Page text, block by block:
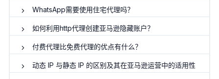
WhatsApp需要使用住宅代理吗？
如何利用http代理创建亚马逊隐藏账户？
付费代理比免费代理的优点有什么？
动态 IP 与静态 IP 的区别及其在亚马逊运营中的适用性